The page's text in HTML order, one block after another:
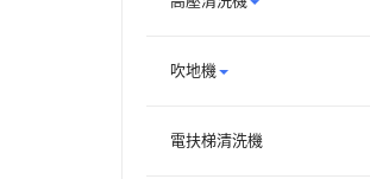
吹地機
電扶梯清洗機